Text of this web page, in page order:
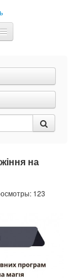
на
123